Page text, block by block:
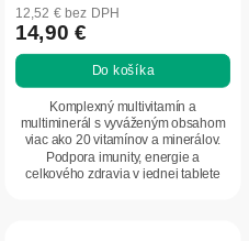
12,52 € bez DPH
14,90 €
Do košíka
Komplexný multivitamín a
multiminerál s vyváženým obsahom
viac ako 20 vitamínov a minerálov.
Podpora imunity, energie a
celkového zdravia v jednej tablete